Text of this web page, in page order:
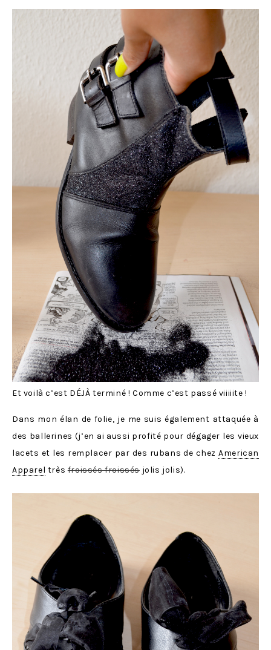
Et voilà c’est DÉJÀ terminé ! Comme c’est passé viiiiite !
Dans mon élan de folie, je me suis également attaquée à
des ballerines (j’en ai aussi profité pour dégager les vieux
lacets et les remplacer par des rubans de chezAmerican
Apparel trèsfroissés froissés jolis jolis).